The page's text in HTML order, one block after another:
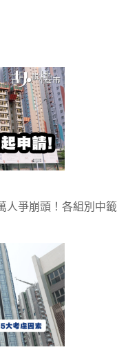
人爭崩頭！各組別中籤